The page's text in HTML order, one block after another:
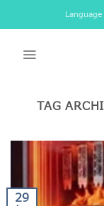
to
Language
TAG
29